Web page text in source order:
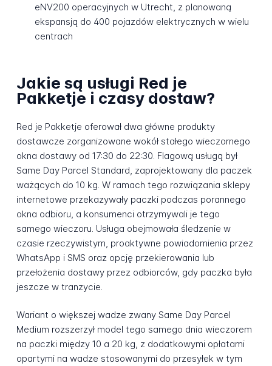
eNV200 operacyjnych w Utrecht, z planowaną
ekspansją do 400 pojazdów elektrycznych w wielu
centrach
Jakie są usługi Red je
Pakketje i czasy dostaw?
Red je Pakketje oferował dwa główne produkty
dostawcze zorganizowane wokół stałego wieczornego
okna dostawy od 17:30 do 22:30. Flagową usługą był
Same Day Parcel Standard, zaprojektowany dla paczek
ważących do 10 kg. W ramach tego rozwiązania sklepy
internetowe przekazywały paczki podczas porannego
okna odbioru, a konsumenci otrzymywali je tego
samego wieczoru. Usługa obejmowała śledzenie w
czasie rzeczywistym, proaktywne powiadomienia przez
WhatsApp i SMS oraz opcję przekierowania lub
przełożenia dostawy przez odbiorców, gdy paczka była
jeszcze w tranzycie.
Wariant o większej wadze zwany Same Day Parcel
Medium rozszerzył model tego samego dnia wieczorem
na paczki między 10 a 20 kg, z dodatkowymi opłatami
opartymi na wadze stosowanymi do przesyłek w tym